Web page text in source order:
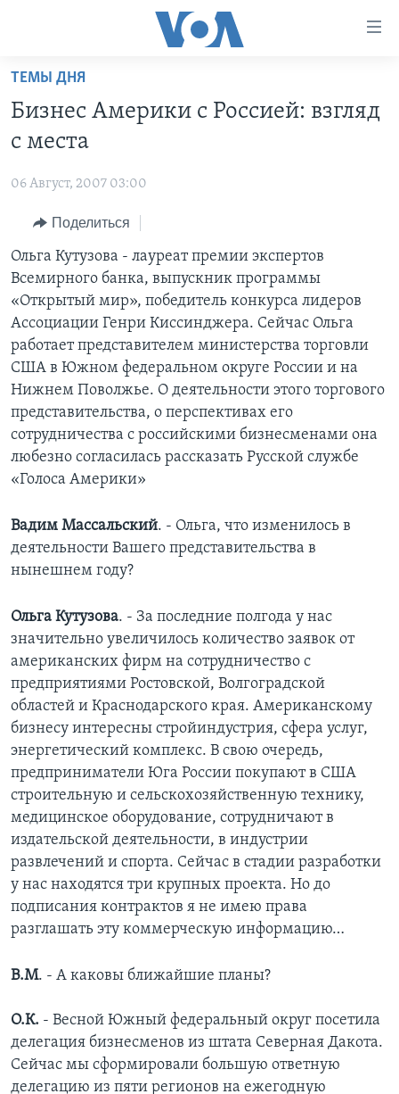
Перейти
основной
контент
навигации
Перейти
поиск
НОВОСТИ ЗА МИНУТУ
ИТОГИ
ПОЧЕМУ ЭТО ВАЖНО?
ДИСКУССИЯ VOA
ДЕТАЛИ
НЬЮ-ЙОРК NEW YORK
АМЕРИКА. БОЛЬШОЕ ПУТЕШЕСТВИЕ
УЧИМ АНГЛИЙСКИЙ
НАША АМЕРИКАНСКАЯ ИСТОРИЯ
А КАК В АМЕРИКЕ?
АРТЕФАКТЫ
АМЕРИКАНСКИЕ ГОРОДКИ
ТЕСТЫ
ЭКСПЕРТИЗА
ИНТЕРВЬЮ
ФАКТЫ ПРОТИВ ФЕЙКОВ
ЗА СВОБОДУ ПРЕССЫ
УЧИМ АНГЛИЙСКИЙ
ВИДЕО
ПОДПИСКА НА НОВОСТИ
Learning English
СОЦИАЛЬНЫЕ СЕТИ
Языки
ТЕМЫ ДНЯ
Бизнес Америки с Россией: взгляд
с места
06 Август, 2007 03:00
Поделиться
Ольга Кутузова - лауреат премии экспертов
Всемирного банка, выпускник программы
«Открытый мир», победитель конкурса лидеров
Ассоциации Генри Киссинджера. Сейчас Ольга
работает представителем министерства торговли
США в Южном федеральном округе России и на
Нижнем Поволжье. О деятельности этого торгового
представительства, о перспективах его
сотрудничества с российскими бизнесменами она
любезно согласилась рассказать Русской службе
«Голоса Америки»
Вадим Массальский. - Ольга, что изменилось в
деятельности Вашего представительства в
нынешнем году?
Ольга Кутузова. - За последние полгода у нас
значительно увеличилось количество заявок от
американских фирм на сотрудничество с
предприятиями Ростовской, Волгоградской
областей и Краснодарского края. Американскому
бизнесу интересны стройиндустрия, сфера услуг,
энергетический комплекс. В свою очередь,
предприниматели Юга России покупают в США
строительную и сельскохозяйственную технику,
медицинское оборудование, сотрудничают в
издательской деятельности, в индустрии
развлечений и спорта. Сейчас в стадии разработки
у нас находятся три крупных проекта. Но до
подписания контрактов я не имею права
разглашать эту коммерческую информацию…
В.М. - А каковы ближайшие планы?
О.К. - Весной Южный федеральный округ посетила
делегация бизнесменов из штата Северная Дакота.
Сейчас мы сформировали большую ответную
делегацию из пяти регионов на ежегодную